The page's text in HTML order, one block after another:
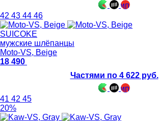
42 43 44 46
SUICOKE
мужские шлёпанцы
Moto-VS, Beige
18 490
Частями по 4 622 руб.
41 42 45
20%